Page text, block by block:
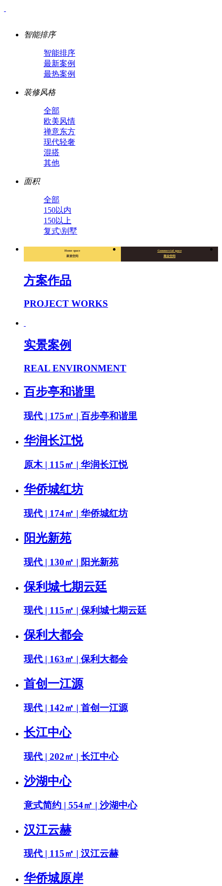
智能排序
智能排序
最新案例
最热案例
装修风格
全部
欧美风情
禅意东方
现代轻奢
混搭
其他
面积
全部
150以内
150以上
复式\别墅
Home space
家居空间
Commercial space
商业空间
方案作品
PROJECT WORKS
实景案例
REAL ENVIRONMENT
百步亭和谐里
现代 | 175㎡ | 百步亭和谐里
华润长江悦
原木 | 115㎡ | 华润长江悦
华侨城红坊
现代 | 174㎡ | 华侨城红坊
阳光新苑
现代 | 130㎡ | 阳光新苑
保利城七期云廷
现代 | 115㎡ | 保利城七期云廷
保利大都会
现代 | 163㎡ | 保利大都会
首创一江源
现代 | 142㎡ | 首创一江源
长江中心
现代 | 202㎡ | 长江中心
沙湖中心
意式简约 | 554㎡ | 沙湖中心
汉江云赫
现代 | 115㎡ | 汉江云赫
华侨城原岸